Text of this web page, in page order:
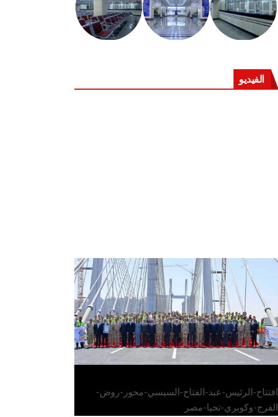
الفيديو
الرئيس عبد الفتاح السيسي يفتتح محور روض
الفرج وكوبري تحيا مصر
افتتاح-الرئيس-عبد-الفتاح-السيسي-محور-روض-
الفرج-وكوبري-تحيا-مصر